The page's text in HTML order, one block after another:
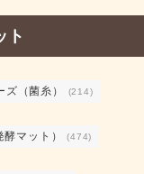
ト
ズ（菌糸） (214)
マット） (474)